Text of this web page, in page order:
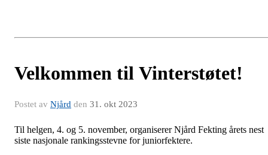
Velkommen til Vinterstøtet!
Postet av Njård den 31. okt 2023
Til helgen, 4. og 5. november, organiserer Njård Fekting årets nest
siste nasjonale rankingsstevne for juniorfektere.